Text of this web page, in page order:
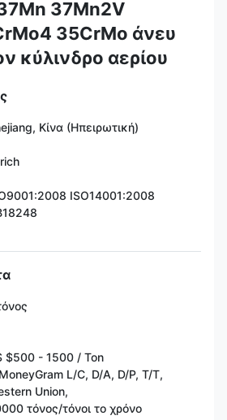
37Mn2V
35CrMo άνευ
κύλινδρο αερίου
Κίνα (Ηπειρωτική)
ISO14001:2008
$500 - 1500 / Ton
L/C, D/A, D/P, T/T,
Union,
τόνος/τόνοι το χρόνο